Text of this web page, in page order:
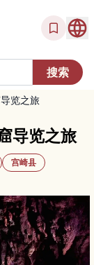
览之旅
导览之旅
宫崎县